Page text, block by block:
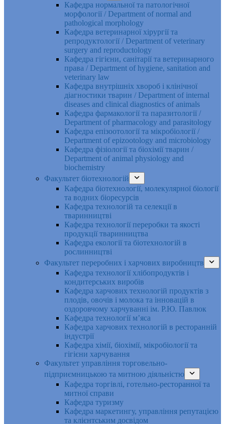
Кафедра нормальної та патологічної
морфології / Department of normal and
pathological morphology
Кафедра ветеринарної хірургії та
репродуктології / Department of veterinary
surgery and reproductology
Кафедра гігієни, санітарії та ветеринарного
права / Department of hygiene, sanitation and
veterinary law
Кафедра внутрішніх хвороб і клінічної
діагностики тварин / Department of internal
diseases and clinical diagnostics of animals
Кафедра фармакології та паразитології /
Department of pharmacology and parasitology
Кафедра епізоотології та мікробіології /
Department of epizootology and microbiology
Кафедра фізіології та біохімії тварин /
Department of animal physiology and
biochemistry
Факультет біотехнологій
Кафедра біотехнології, молекулярної біології
та водних біоресурсів
Кафедра технологій та селекції в
тваринництві
Кафедра технології переробки та якості
продукції тваринництва
Кафедра екології та біотехнологій в
рослинництві
Факультет переробних і харчових виробництв
Кафедра технології хлібопродуктів і
кондитерських виробів
Кафедра харчових технологій продуктів з
плодів, овочів і молока та інновацій в
оздоровчому харчуванні ім. Р.Ю. Павлюк
Кафедра технології м’яса
Кафедра харчових технологій в ресторанній
індустрії
Кафедра хімії, біохімії, мікробіології та
гігієни харчування
Факультет управління торговельно-
підприємницькою та митною діяльністю
Кафедра торгівлі, готельно-ресторанної та
митної справи
Кафедра туризму
Кафедра маркетингу, управління репутацією
та клієнтським досвідом